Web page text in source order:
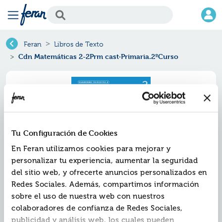
Tu Configuración de Cookies
En Feran utilizamos cookies para mejorar y
personalizar tu experiencia, aumentar la seguridad
del sitio web, y ofrecerte anuncios personalizados en
Redes Sociales. Además, compartimos información
sobre el uso de nuestra web con nuestros
colaboradores de confianza de Redes Sociales,
publicidad y análisis web, los cuales pueden
Feran Libros de Texto
Cdn Matemáticas 2-2Prm cast·Primaria.2ºCurso
Cdn matemáticas 2-2prm
cast·primaria.2ºcurso